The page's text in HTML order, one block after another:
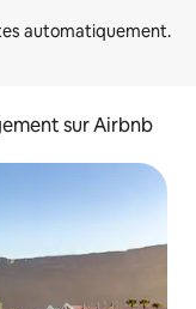
sur Airbnb